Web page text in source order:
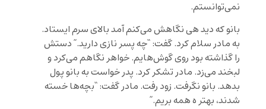
نمی‌توانستم.
بانو که دید هی نگاهش می‌کنم آمد بالای سرم ایستاد.
به مادر سلام کرد. گفت: “چه پسر نازی دارید.” دستش
را گذاشته بود روی گوش‌هایم. خواهر نگاهم می‌کرد و
لبخند می‌زد. مادر تشکر کرد. پدر خواست به بانو پول
بدهد. بانو نگرفت. زود رفت. مادر گفت: “بچه‌ها خسته
شدند، بهتر ه همه بریم.”